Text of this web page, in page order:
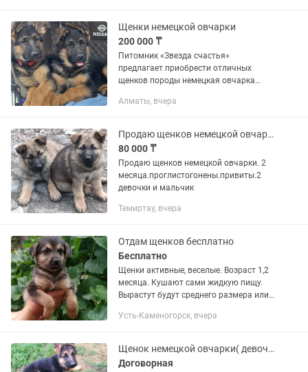
Щенки немецкой овчарки
200 000 ₸
Питомник «Звезда счастья»
предлагает приобрести отличных
щенков породы немецкая овчарка
Сопровождение 24/7 Площадка для
и...
Алматы, вчера
Продаю щенков немецкой овчарки
80 000 ₸
Продаю щенков немецкой овчарки. 2
месяца.проглистогонены.привиты.2
девочки и мальчик
Темиртау, вчера
Отдам щенков бесплатно
Бесплатно
Щенки активные, веселые. Возраст 1,2
месяца. Кушают сами жидкую пищу.
Вырастут будут среднего размера или
Похожи на помесь с немецкой
Усть-Каменогорск, вчера
Щенок немецкой овчарки( девочка )
Договорная